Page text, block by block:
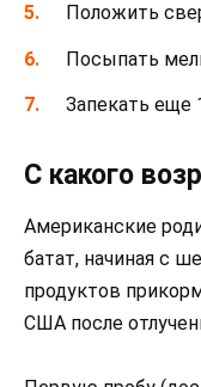
Положить
Посыпать
Запекать еще
С какого
Американские
батат, начиная с
продуктов
США после